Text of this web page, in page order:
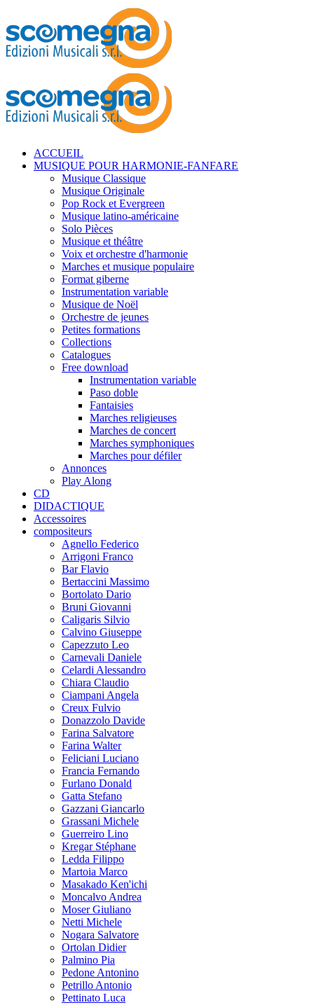
ACCUEIL
MUSIQUE POUR HARMONIE-FANFARE
Musique Classique
Musique Originale
Pop Rock et Evergreen
Musique latino-américaine
Solo Pièces
Musique et théâtre
Voix et orchestre d'harmonie
Marches et musique populaire
Format giberne
Instrumentation variable
Musique de Noël
Orchestre de jeunes
Petites formations
Collections
Catalogues
Free download
Instrumentation variable
Paso doble
Fantaisies
Marches religieuses
Marches de concert
Marches symphoniques
Marches pour défiler
Annonces
Play Along
CD
DIDACTIQUE
Accessoires
compositeurs
Agnello Federico
Arrigoni Franco
Bar Flavio
Bertaccini Massimo
Bortolato Dario
Bruni Giovanni
Caligaris Silvio
Calvino Giuseppe
Capezzuto Leo
Carnevali Daniele
Celardi Alessandro
Chiara Claudio
Ciampani Angela
Creux Fulvio
Donazzolo Davide
Farina Salvatore
Farina Walter
Feliciani Luciano
Francia Fernando
Furlano Donald
Gatta Stefano
Gazzani Giancarlo
Grassani Michele
Guerreiro Lino
Kregar Stéphane
Ledda Filippo
Martoia Marco
Masakado Ken'ichi
Moncalvo Andrea
Moser Giuliano
Netti Michele
Nogara Salvatore
Ortolan Didier
Palmino Pia
Pedone Antonino
Petrillo Antonio
Pettinato Luca